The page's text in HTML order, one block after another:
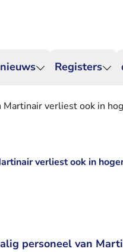
Registers
verliest ook in
verliest ook in
personeel van